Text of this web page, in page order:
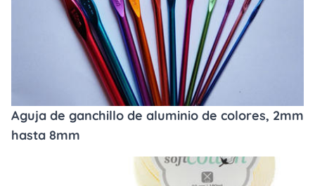
Aguja de ganchillo de aluminio de colores, 2mm
hasta 8mm